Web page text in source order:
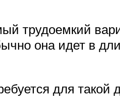
трудоемкий
она идет в
для